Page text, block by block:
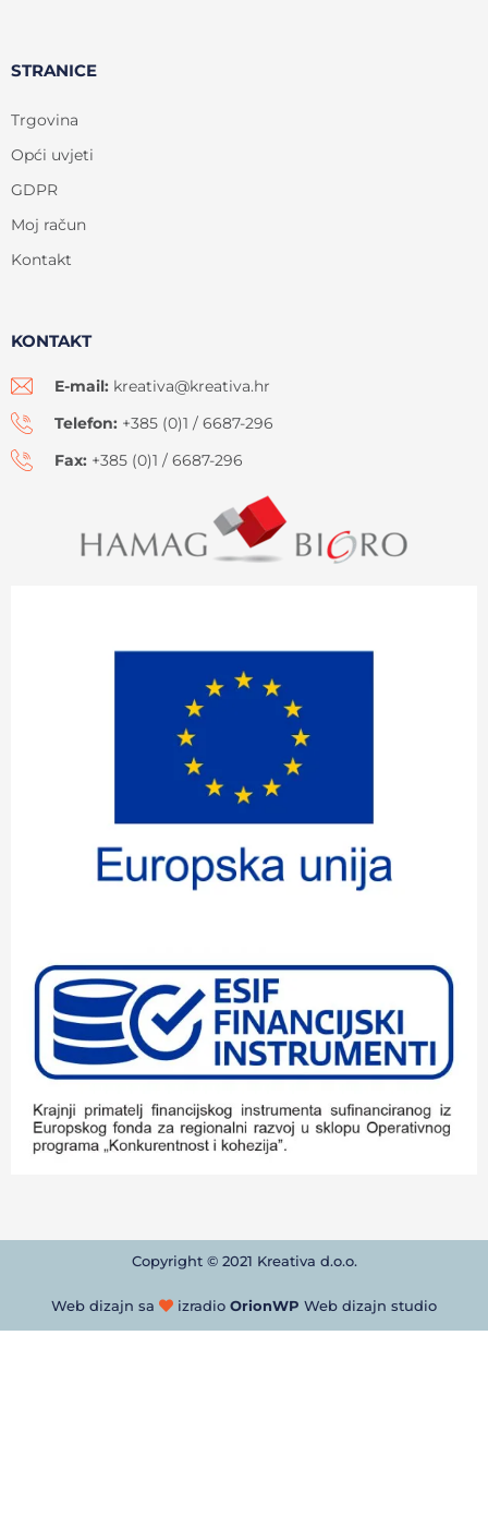
STRANICE
Trgovina
Opći uvjeti
GDPR
Moj račun
Kontakt
KONTAKT
E-mail: kreativa@kreativa.hr
Telefon: +385 (0)1 / 6687-296
Fax: +385 (0)1 / 6687-296
Copyright © 2021 Kreativa d.o.o.
Web dizajn sa izradio OrionWP Web dizajn studio